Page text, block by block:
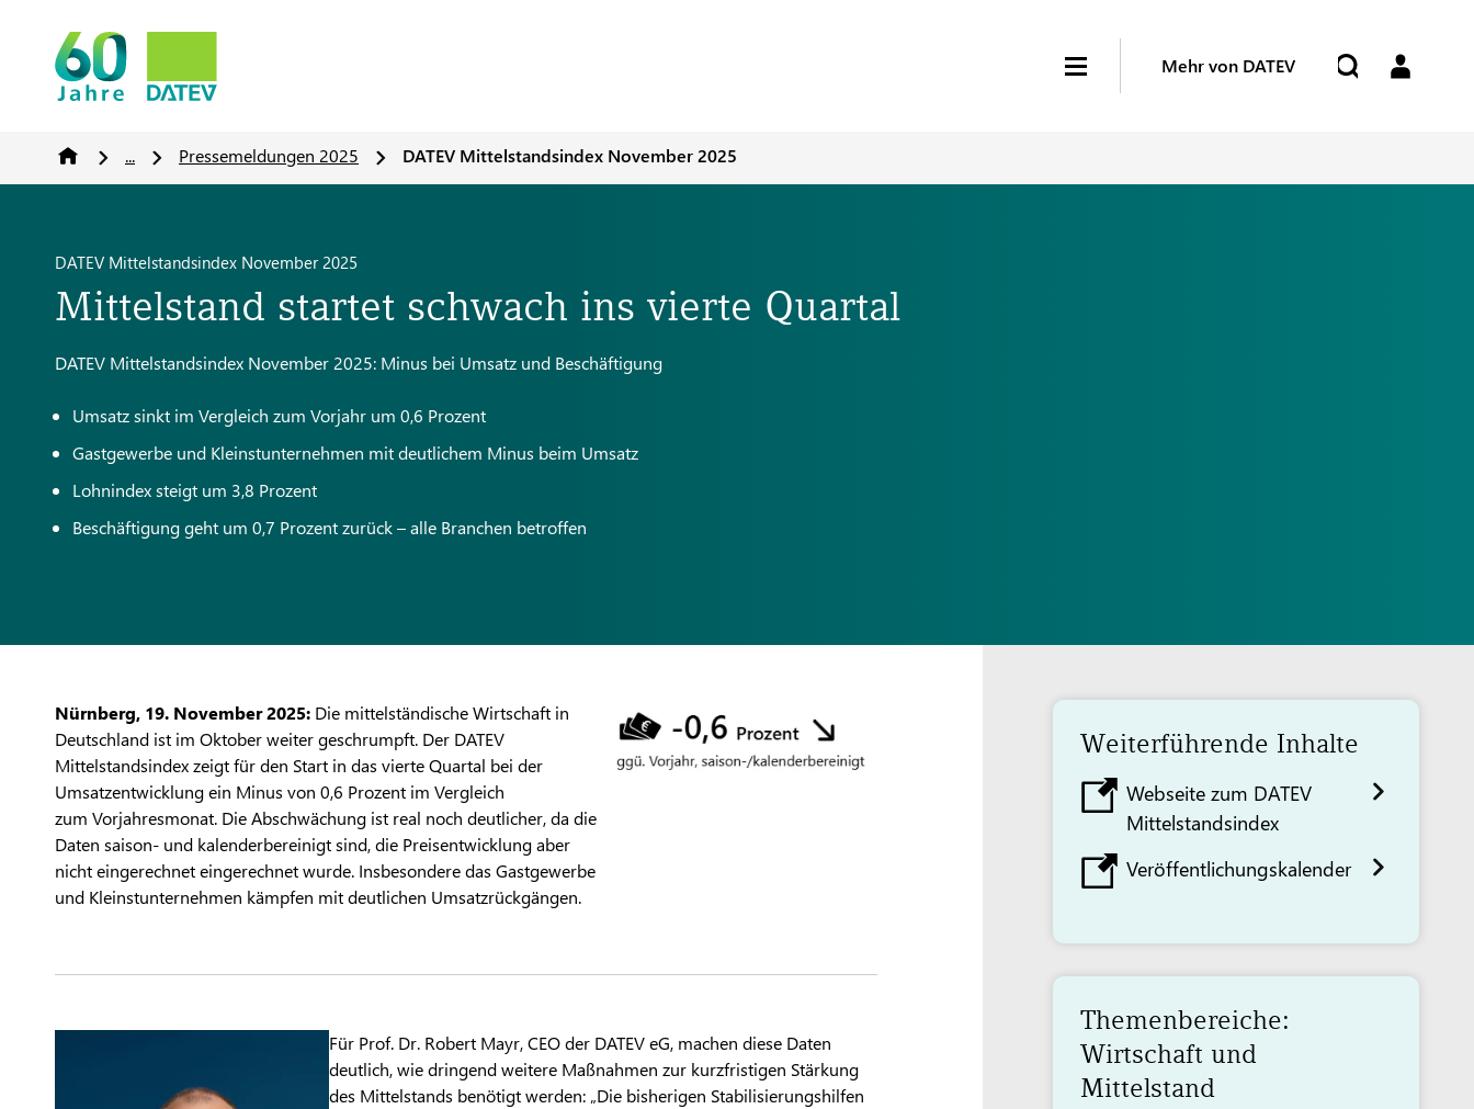
Mehr von DATEV
... Pressemeldungen 2025 DATEV Mittelstandsindex November 2025
DATEV Mittelstandsindex November 2025
Mittelstand startet schwach ins vierte Quartal
DATEV Mittelstandsindex November 2025: Minus bei Umsatz und Beschäftigung
Umsatz sinkt im Vergleich zum Vorjahr um 0,6 Prozent
Gastgewerbe und Kleinstunternehmen mit deutlichem Minus beim Umsatz
Lohnindex steigt um 3,8 Prozent
Beschäftigung geht um 0,7 Prozent zurück – alle Branchen betroffen
Nürnberg, 19. November 2025: Die mittelständische Wirtschaft in
Deutschland ist im Oktober weiter geschrumpft. Der DATEV
Mittelstandsindex zeigt für den Start in das vierte Quartal bei der
Umsatzentwicklung ein Minus von 0,6 Prozent im Vergleich
zum Vorjahresmonat. Die Abschwächung ist real noch deutlicher, da die
Daten saison- und kalenderbereinigt sind, die Preisentwicklung aber
nicht eingerechnet eingerechnet wurde. Insbesondere das Gastgewerbe
und Kleinstunternehmen kämpfen mit deutlichen Umsatzrückgängen.
Für Prof. Dr. Robert Mayr, CEO der DATEV eG, machen diese Daten
deutlich, wie dringend weitere Maßnahmen zur kurzfristigen Stärkung
des Mittelstands benötigt werden: „Die bisherigen Stabilisierungshilfen
Weiterführende Inhalte
Webseite zum DATEV
Mittelstandsindex
Veröffentlichungskalender
Themenbereiche:
Wirtschaft und
Mittelstand